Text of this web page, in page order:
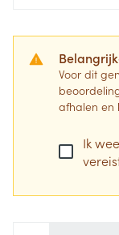
Voor dit
afhalen en
Ik